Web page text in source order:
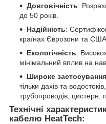
Довговічність:
до 50 років.
Надійність:
країнах Єврозони та США.
Екологічність:
мінімальний вплив на
Широке застосування
тільки дахів та
трубопроводів, цистерн,
Технічні
кабелю HeatTech: